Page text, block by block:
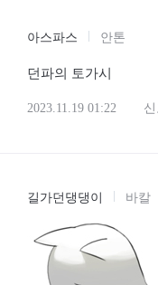
아스파스 안톤
던파의 토가시
2023.11.19 01:22
길가던댕댕이 바칼